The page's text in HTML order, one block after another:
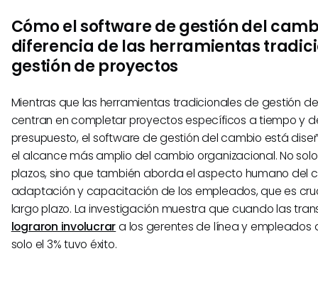
Cómo el software de gestión del
diferencia de las herramientas
gestión de proyectos
Mientras que las herramientas tradicionales de gestión
centran en completar proyectos específicos a tiempo y
presupuesto, el software de gestión del cambio está
el alcance más amplio del cambio organizacional. No
plazos, sino que también aborda el aspecto humano del
adaptación y capacitación de los empleados, que es
largo plazo. La investigación muestra que cuando las
lograron involucrara los gerentes de línea y empleados
solo el 3% tuvo éxito.